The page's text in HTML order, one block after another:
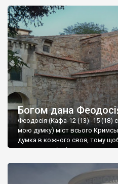
Богом дана
Феодосія (Кафа-12 (13) -15 (18)
мою думку) міст всього
думка в кожного своя, тому
запрошую відвідати це